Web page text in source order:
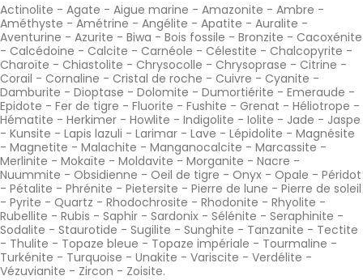
Actinolite - Agate - Aigue marine - Amazonite - Ambre -
Améthyste - Amétrine - Angélite - Apatite - Auralite -
Aventurine - Azurite - Biwa - Bois fossile - Bronzite - Cacoxénite
- Calcédoine - Calcite - Carnéole - Célestite - Chalcopyrite -
Charoïte - Chiastolite - Chrysocolle - Chrysoprase - Citrine -
Corail - Cornaline - Cristal de roche - Cuivre - Cyanite -
Damburite - Dioptase - Dolomite - Dumortiérite - Emeraude -
Epidote - Fer de tigre - Fluorite - Fushite - Grenat - Héliotrope -
Hématite - Herkimer - Howlite - Indigolite - Iolite - Jade - Jaspe
- Kunsite - Lapis lazuli - Larimar - Lave - Lépidolite - Magnésite
- Magnetite - Malachite - Manganocalcite - Marcassite -
Merlinite - Mokaïte - Moldavite - Morganite - Nacre -
Nuummite - Obsidienne - Oeil de tigre - Onyx - Opale - Péridot
- Pétalite - Phrénite - Pietersite - Pierre de lune - Pierre de soleil
- Pyrite - Quartz - Rhodochrosite - Rhodonite - Rhyolite -
Rubellite - Rubis - Saphir - Sardonix - Sélénite - Seraphinite -
Sodalite - Staurotide - Sugilite - Sunghite - Tanzanite - Tectite
- Thulite - Topaze bleue - Topaze impériale - Tourmaline -
Turkénite - Turquoise - Unakite - Variscite - Verdélite -
Vézuvianite - Zircon - Zoisite.